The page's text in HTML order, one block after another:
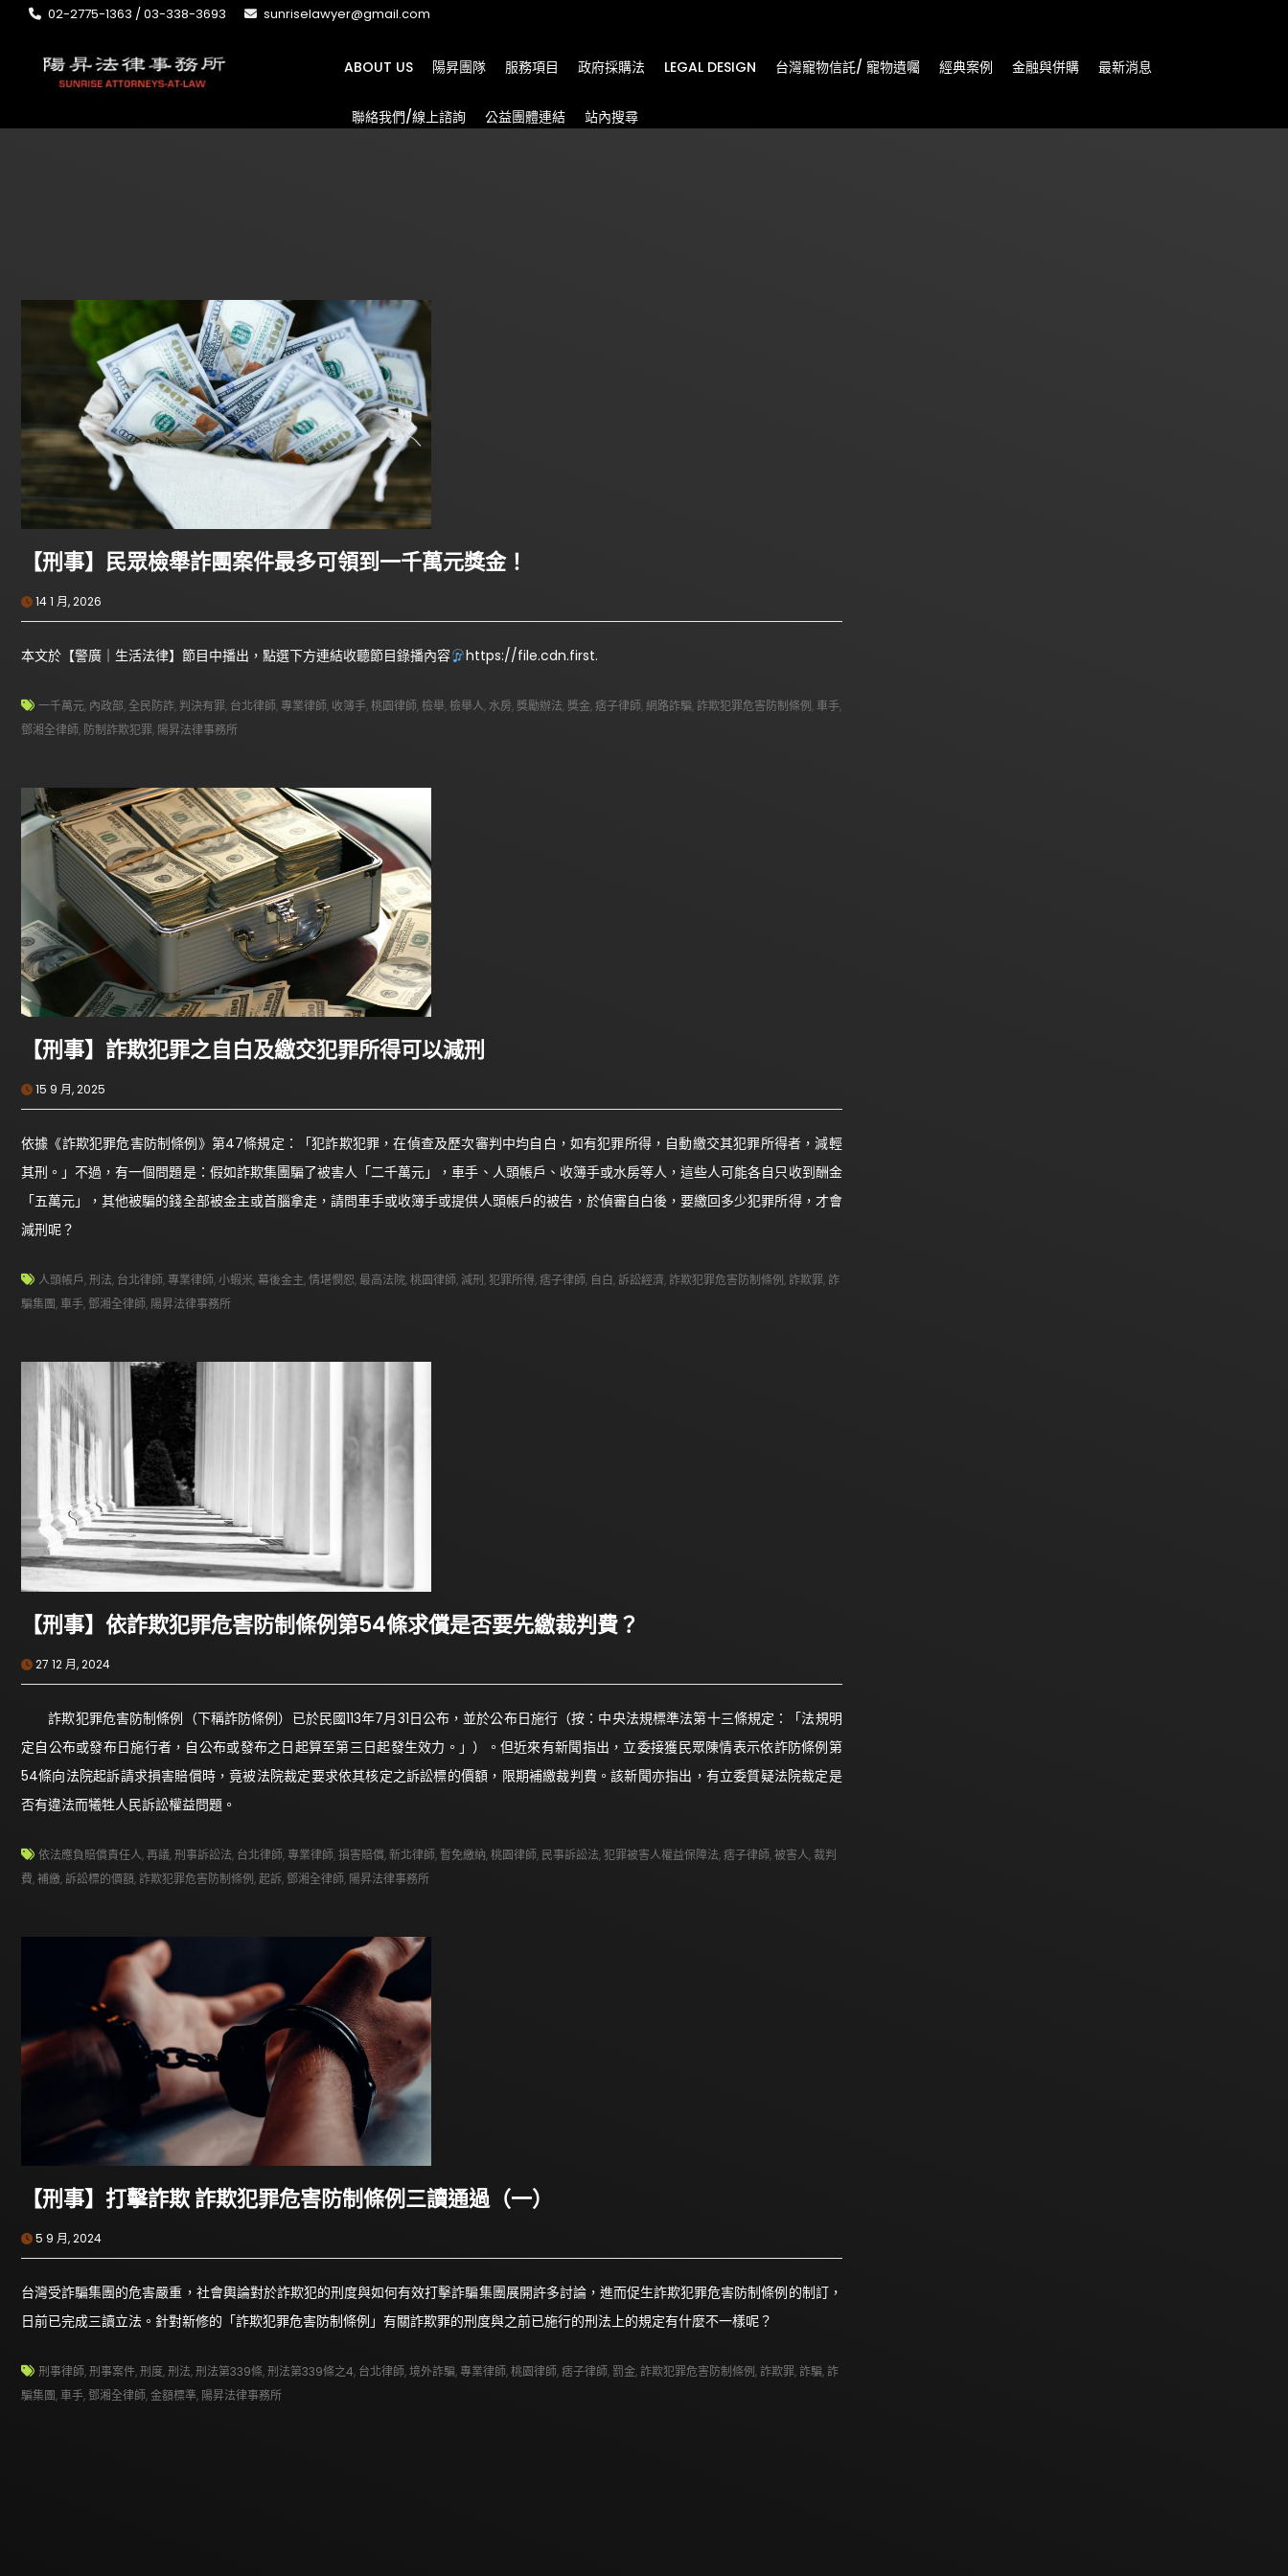
02-2775-1363 / 03-338-3693 sunriselawyer@gmail.com
ABOUT US 陽昇團隊 服務項目 政府採購法 LEGAL DESIGN 台灣寵物信託/ 寵物遺囑 經典案例 金融與併購 最新消息
聯絡我們/線上諮詢 公益團體連結 站內搜尋
【刑事】民眾檢舉詐團案件最多可領到一千萬元獎金！
14 1 月, 2026
本文於【警廣｜生活法律】節目中播出，點選下方連結收聽節目錄播內容 https://file.cdn.first.
一千萬元, 內政部, 全民防詐,判決有罪, 台北律師,專業律師, 收簿手,桃園律師,檢舉,檢舉人, 水房,獎勵辦法,獎金,痞子律師, 網路詐騙,詐欺犯罪危害防制條例, 車手,
鄧湘全律師, 防制詐欺犯罪, 陽昇法律事務所
【刑事】詐欺犯罪之自白及繳交犯罪所得可以減刑
15 9 月, 2025
依據《詐欺犯罪危害防制條例》第47條規定：「犯詐欺犯罪，在偵查及歷次審判中均自白，如有犯罪所得，自動繳交其犯罪所得者，減輕
其刑。」不過，有一個問題是：假如詐欺集團騙了被害人「二千萬元」，車手、人頭帳戶、收簿手或水房等人，這些人可能各自只收到酬金
「五萬元」，其他被騙的錢全部被金主或首腦拿走，請問車手或收簿手或提供人頭帳戶的被告，於偵審自白後，要繳回多少犯罪所得，才會
減刑呢？
人頭帳戶,刑法, 台北律師,專業律師,小蝦米, 幕後金主,情堪憫恕,最高法院,桃園律師, 減刑,犯罪所得,痞子律師, 自白,訴訟經濟,詐欺犯罪危害防制條例,詐欺罪,詐
騙集團,車手, 鄧湘全律師, 陽昇法律事務所
【刑事】依詐欺犯罪危害防制條例第54條求償是否要先繳裁判費？
27 12 月, 2024
詐欺犯罪危害防制條例（下稱詐防條例）已於民國113年7月31日公布，並於公布日施行（按：中央法規標準法第十三條規定：「法規明
定自公布或發布日施行者，自公布或發布之日起算至第三日起發生效力。」）。但近來有新聞指出，立委接獲民眾陳情表示依詐防條例第
54條向法院起訴請求損害賠償時，竟被法院裁定要求依其核定之訴訟標的價額，限期補繳裁判費。該新聞亦指出，有立委質疑法院裁定是
否有違法而犧牲人民訴訟權益問題。
依法應負賠償責任人,再議,刑事訴訟法, 台北律師,專業律師,損害賠償,新北律師, 暫免繳納,桃園律師, 民事訴訟法,犯罪被害人權益保障法,痞子律師,被害人,裁判
費,補繳,訴訟標的價額,詐欺犯罪危害防制條例,起訴, 鄧湘全律師, 陽昇法律事務所
【刑事】打擊詐欺 詐欺犯罪危害防制條例三讀通過（一）
5 9 月, 2024
台灣受詐騙集團的危害嚴重，社會輿論對於詐欺犯的刑度與如何有效打擊詐騙集團展開許多討論，進而促生詐欺犯罪危害防制條例的制訂，
日前已完成三讀立法。針對新修的「詐欺犯罪危害防制條例」有關詐欺罪的刑度與之前已施行的刑法上的規定有什麼不一樣呢？
刑事律師,刑事案件,刑度,刑法,刑法第339條,刑法第339條之4, 台北律師,境外詐騙,專業律師,桃園律師,痞子律師, 罰金,詐欺犯罪危害防制條例,詐欺罪,詐騙,詐
騙集團,車手,鄧湘全律師,金額標準, 陽昇法律事務所